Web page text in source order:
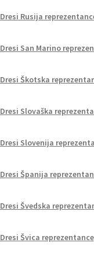
Dresi Rusija
Dresi San Marino
Dresi Škotska
Dresi Slovaška
Dresi Slovenija
Dresi Španija
Dresi Švedska
Dresi Švica reprezentance